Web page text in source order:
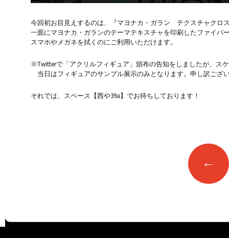
今回初お目見えするのは、『マヨナカ・ガラン テクスチャクロ
一面にマヨナカ・ガランのテーマテキスチャを印刷したファイバ
スマホやメガネを拭くのにご利用いただけます。
※Twitterで「アクリルフィギュア」頒布の告知をしましたが、ス
当日はフィギュアのサンプル展示のみとなります。申し訳ござ
それでは、スペース【西や39a】でお待ちしております！
ー
←